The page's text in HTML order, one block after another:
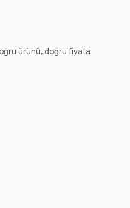
ürünü, doğru fiyata